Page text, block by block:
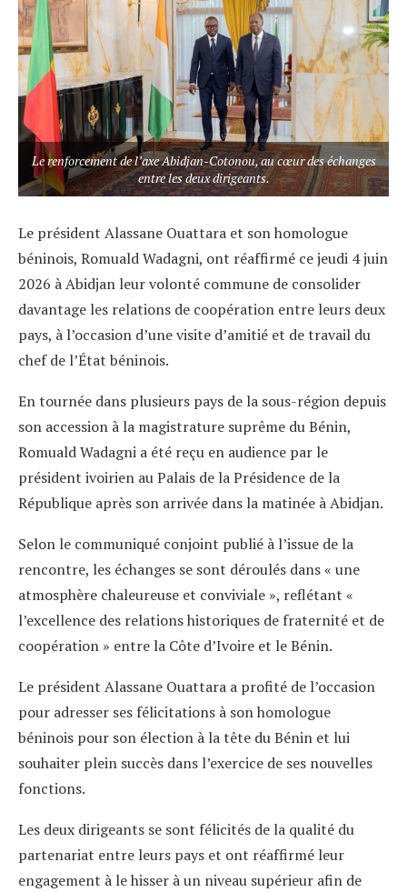
Le renforcement de l’axe Abidjan-Cotonou, au cœur des échanges
entre les deux dirigeants.
Le président Alassane Ouattara et son homologue
béninois, Romuald Wadagni, ont réaffirmé ce jeudi 4 juin
2026 à Abidjan leur volonté commune de consolider
davantage les relations de coopération entre leurs deux
pays, à l’occasion d’une visite d’amitié et de travail du
chef de l’État béninois.
En tournée dans plusieurs pays de la sous-région depuis
son accession à la magistrature suprême du Bénin,
Romuald Wadagni a été reçu en audience par le
président ivoirien au Palais de la Présidence de la
République après son arrivée dans la matinée à Abidjan.
Selon le communiqué conjoint publié à l’issue de la
rencontre, les échanges se sont déroulés dans « une
atmosphère chaleureuse et conviviale », reflétant «
l’excellence des relations historiques de fraternité et de
coopération » entre la Côte d’Ivoire et le Bénin.
Le président Alassane Ouattara a profité de l’occasion
pour adresser ses félicitations à son homologue
béninois pour son élection à la tête du Bénin et lui
souhaiter plein succès dans l’exercice de ses nouvelles
fonctions.
Les deux dirigeants se sont félicités de la qualité du
partenariat entre leurs pays et ont réaffirmé leur
engagement à le hisser à un niveau supérieur afin de